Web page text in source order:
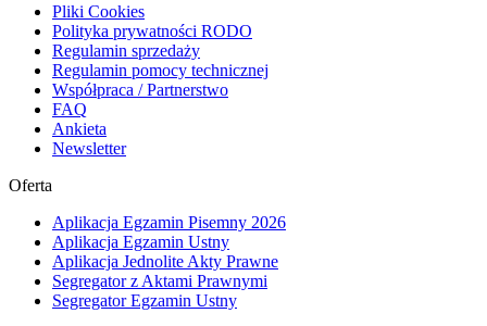
Pliki Cookies
Polityka prywatności RODO
Regulamin sprzedaży
Regulamin pomocy technicznej
Współpraca / Partnerstwo
FAQ
Ankieta
Newsletter
Oferta
Aplikacja Egzamin Pisemny 2026
Aplikacja Egzamin Ustny
Aplikacja Jednolite Akty Prawne
Segregator z Aktami Prawnymi
Segregator Egzamin Ustny